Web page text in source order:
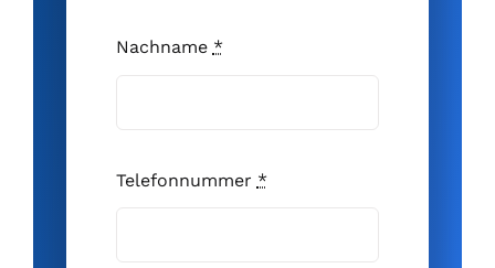
Nachname *
Telefonnummer *